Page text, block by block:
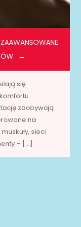
ZAAWANSOWANE
się
zdobywają
na
sieci
– […]